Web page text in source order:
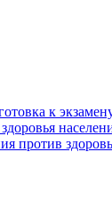
к
против